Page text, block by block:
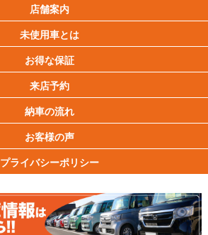
店舗案内
未使用車とは
お得な保証
来店予約
納車の流れ
お客様の声
プライバシーポリシー